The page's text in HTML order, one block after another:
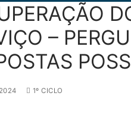
FRENTE COMUM
–
1º CICLO